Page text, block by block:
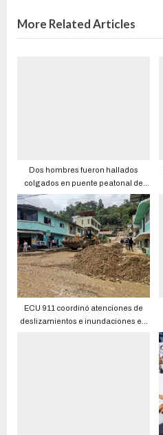
More Related Articles
Dos hombres fueron hallados
colgados en puente peatonal de
Durán
ECU 911 coordinó atenciones de
deslizamientos e inundaciones en